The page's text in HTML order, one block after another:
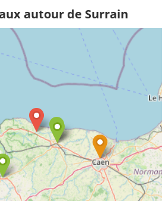
autour de Surrain